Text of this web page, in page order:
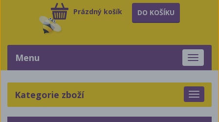
Prázdný košík DO KOŠÍKU
Toggle
Menu
Toggle
Kategorie zboží